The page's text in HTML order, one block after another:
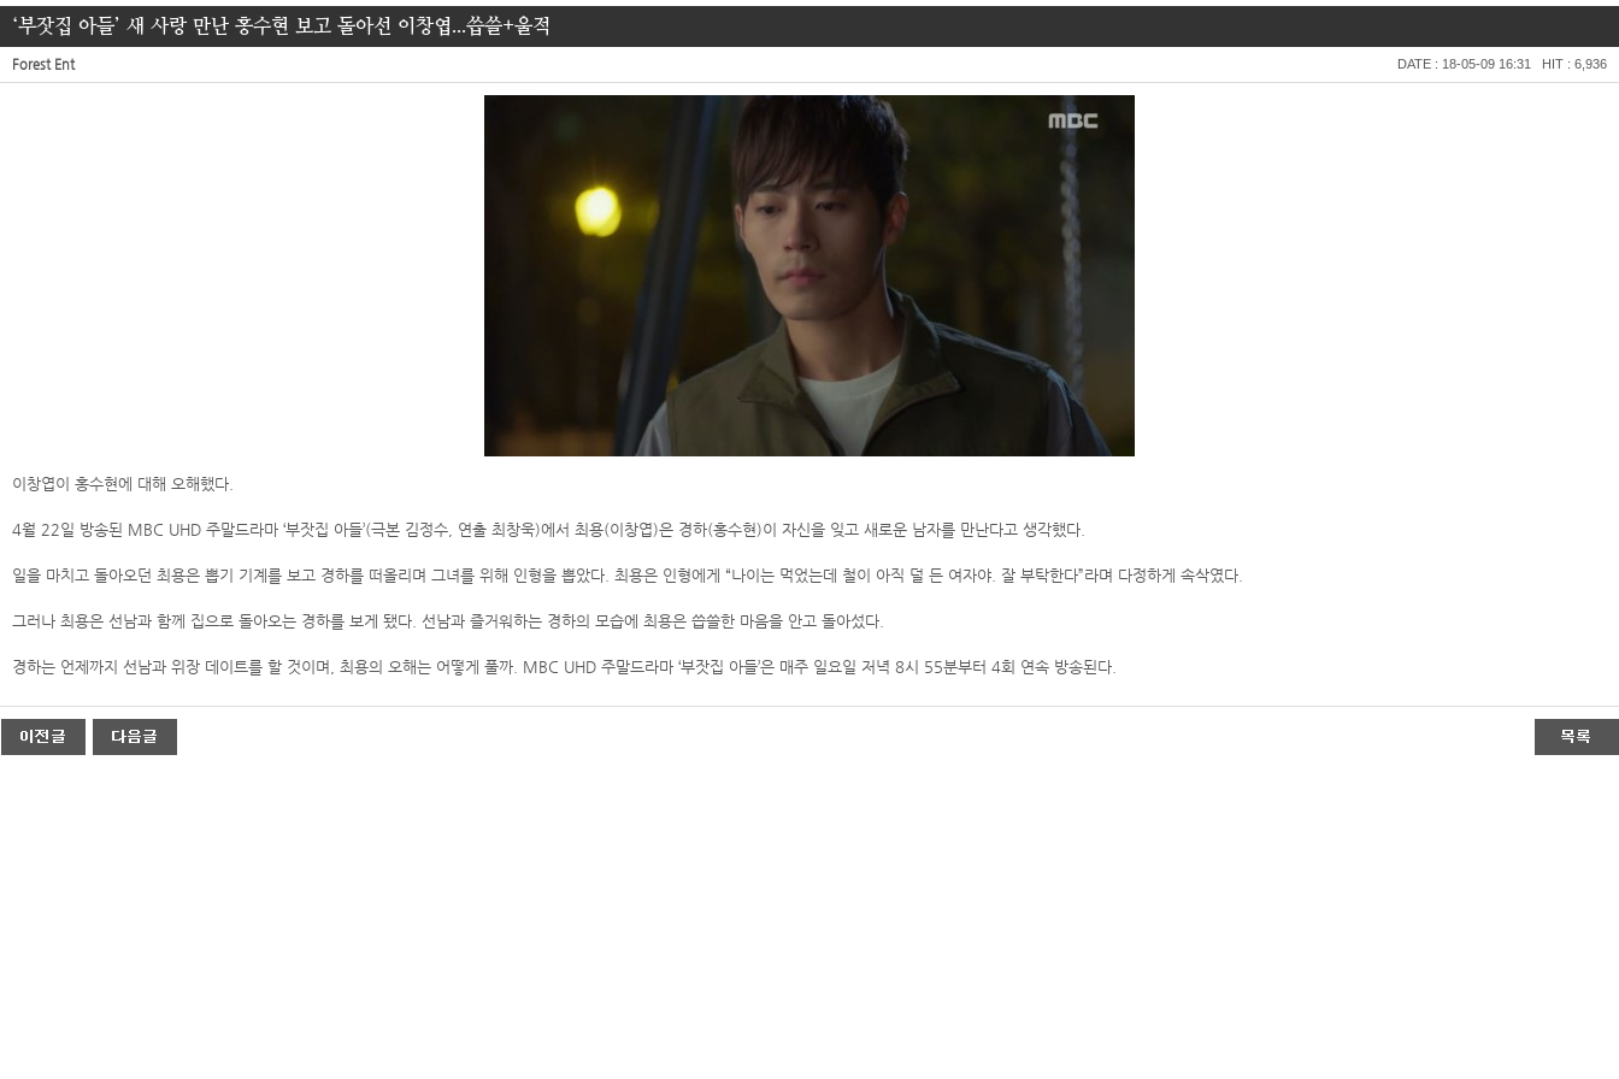
‘부잣집 아들’ 새 사랑 만난 홍수현 보고 돌아선 이창엽...씁쓸+울적
Forest Ent DATE : 18-05-09 16:31 HIT : 6,936
이창엽이 홍수현에 대해 오해했다.
4월 22일 방송된 MBC UHD 주말드라마 ‘부잣집 아들’(극본 김정수, 연출 최창욱)에서 최용(이창엽)은 경하(홍수현)이 자신을 잊고 새로운 남자를 만난다고 생각했다.
일을 마치고 돌아오던 최용은 뽑기 기계를 보고 경하를 떠올리며 그녀를 위해 인형을 뽑았다. 최용은 인형에게 “나이는 먹었는데 철이 아직 덜 든 여자야. 잘 부탁한다”라며 다정하게 속삭였다.
그러나 최용은 선남과 함께 집으로 돌아오는 경하를 보게 됐다. 선남과 즐거워하는 경하의 모습에 최용은 씁쓸한 마음을 안고 돌아섰다.
경하는 언제까지 선남과 위장 데이트를 할 것이며, 최용의 오해는 어떻게 풀까. MBC UHD 주말드라마 ‘부잣집 아들’은 매주 일요일 저녁 8시 55분부터 4회 연속 방송된다.